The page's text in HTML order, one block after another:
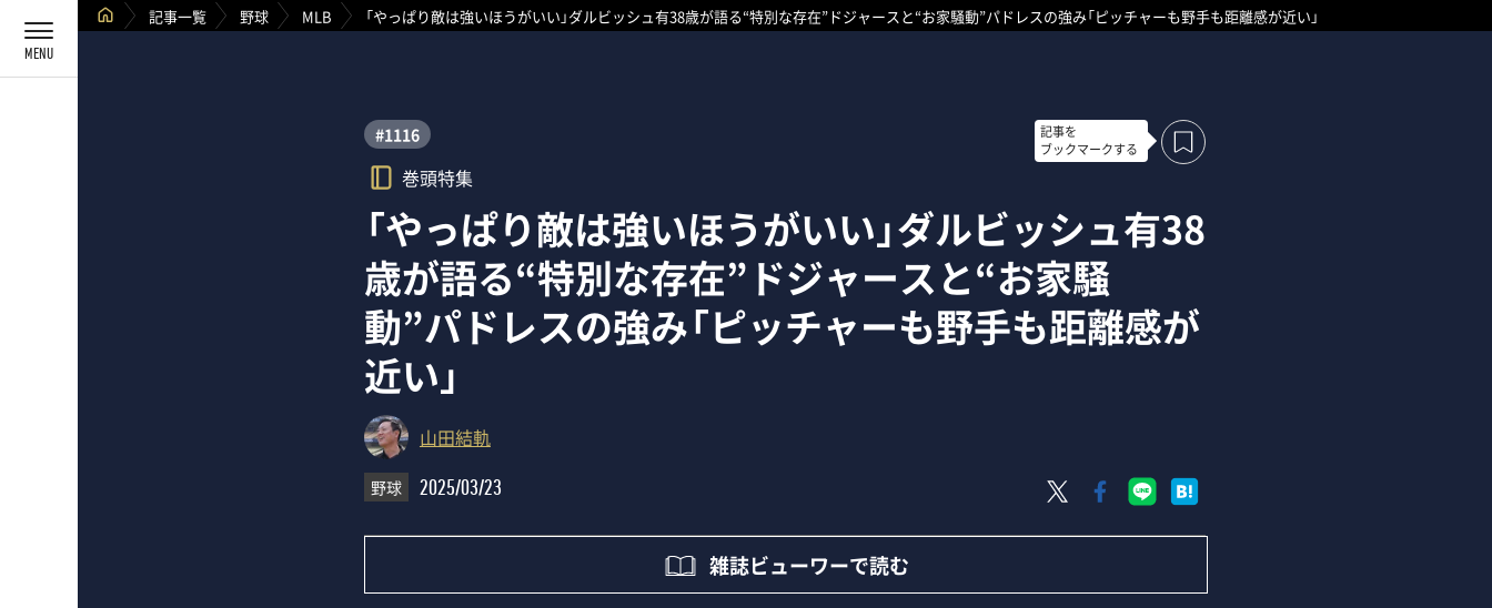
記事一覧 野球 MLB 「やっぱり敵は強いほうがいい」ダルビッシュ有38歳が語る“特別な存在”ドジャースと“お家騒動”パドレスの強み「ピッチャーも野手も距離感が近い」
#1116
巻頭特集
記事を
ブックマークする
「やっぱり敵は強いほうがいい」ダルビッシュ有38
歳が語る“特別な存在”ドジャースと“お家騒
動”パドレスの強み「ピッチャーも野手も距離感が
近い」
山田結軌
野球 2025/03/23
雑誌ビューワーで読む